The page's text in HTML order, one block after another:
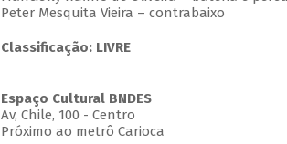
Peter Mesquita Vieira – contrabaixo
Classificação: LIVRE
Espaço Cultural BNDES
Av, Chile, 100 - Centro
Próximo ao metrô Carioca